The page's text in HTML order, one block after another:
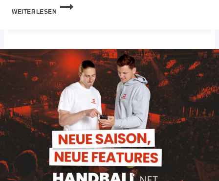
WEITERLESEN
FOLGE
UND
ERLEBE
DAS
SAISONFINALE
IN
JEDER
LIGA!